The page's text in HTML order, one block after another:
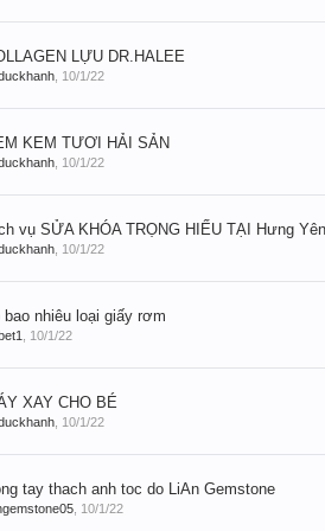
LỰU DR.HALEE
10/1/22
KEM TƯƠI HẢI SẢN
10/1/22
vụ SỬA KHÓA TRỌNG HIẾU TẠI Hưng Yên
10/1/22
bao nhiêu loại giấy rơm
10/1/22
XAY CHO BÉ
10/1/22
tay thach anh toc do LiAn Gemstone
10/1/22